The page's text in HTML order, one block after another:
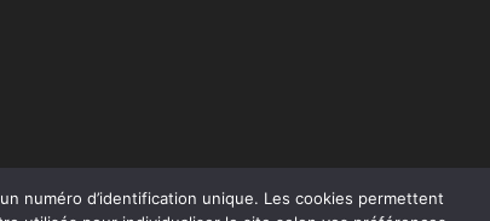
numéro d’identification unique. Les cookies permettent